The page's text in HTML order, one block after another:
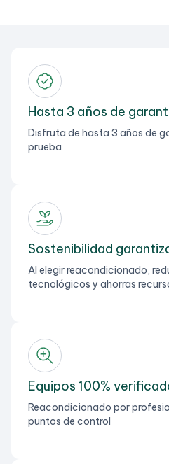
Hasta 3 años de
Disfruta de hasta 3 años de
prueba
Sostenibilidad
Al elegir reacondicionado,
tecnológicos y ahorras
Equipos 100%
Reacondicionado por
puntos de control